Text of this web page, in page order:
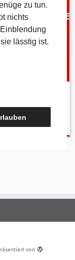
Mai 2017)
von
·
zu tun.
nichts
lässtig ist.